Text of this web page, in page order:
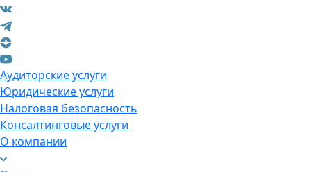
Аудиторские услуги
Юридические услуги
Налоговая безопасность
Консалтинговые услуги
О компании